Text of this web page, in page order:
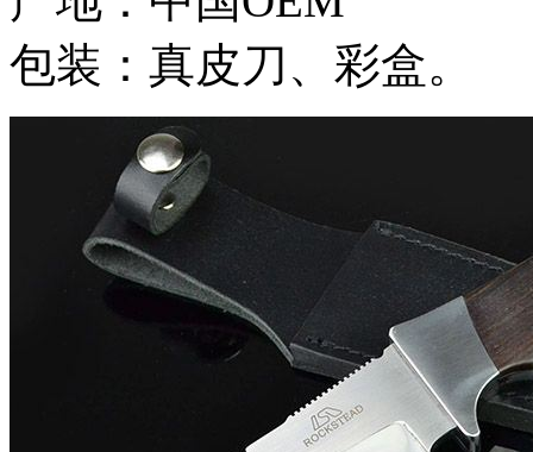
包装：真皮刀、彩盒。